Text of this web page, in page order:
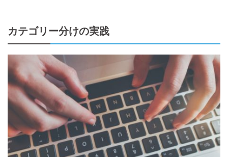
カテゴリー分けの実践